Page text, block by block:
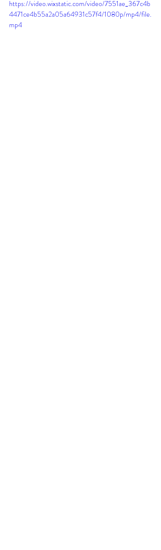
https://video.wixstatic.com/video/7551ae_367c4b
4471ce4b55a2a05a64931c57f4/1080p/mp4/file.
mp4